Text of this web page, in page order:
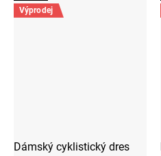
Výprodej
Dámský cyklistický dres